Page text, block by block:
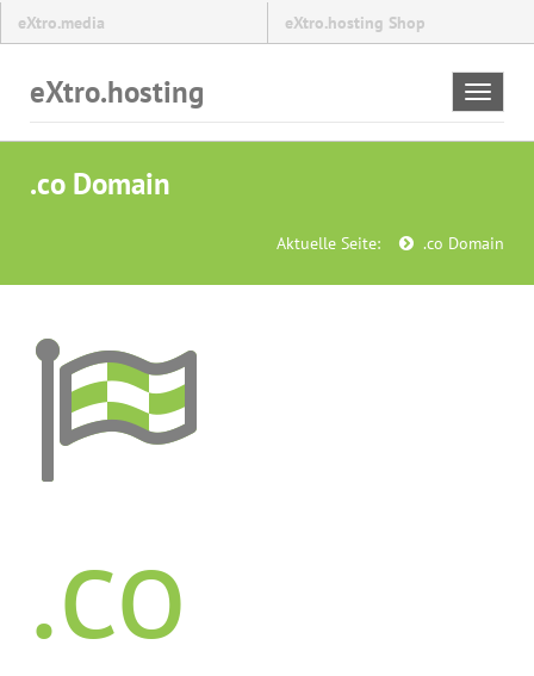
eXtro.media eXtro.hosting Shop
Toggle
eXtro.hosting
.co Domain
Aktuelle Seite: .co Domain
.co